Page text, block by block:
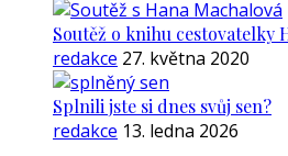
Soutěž o knihu cestovatelky
redakce 27. května 2020
Splnili jste si dnes svůj sen?
redakce 13. ledna 2026